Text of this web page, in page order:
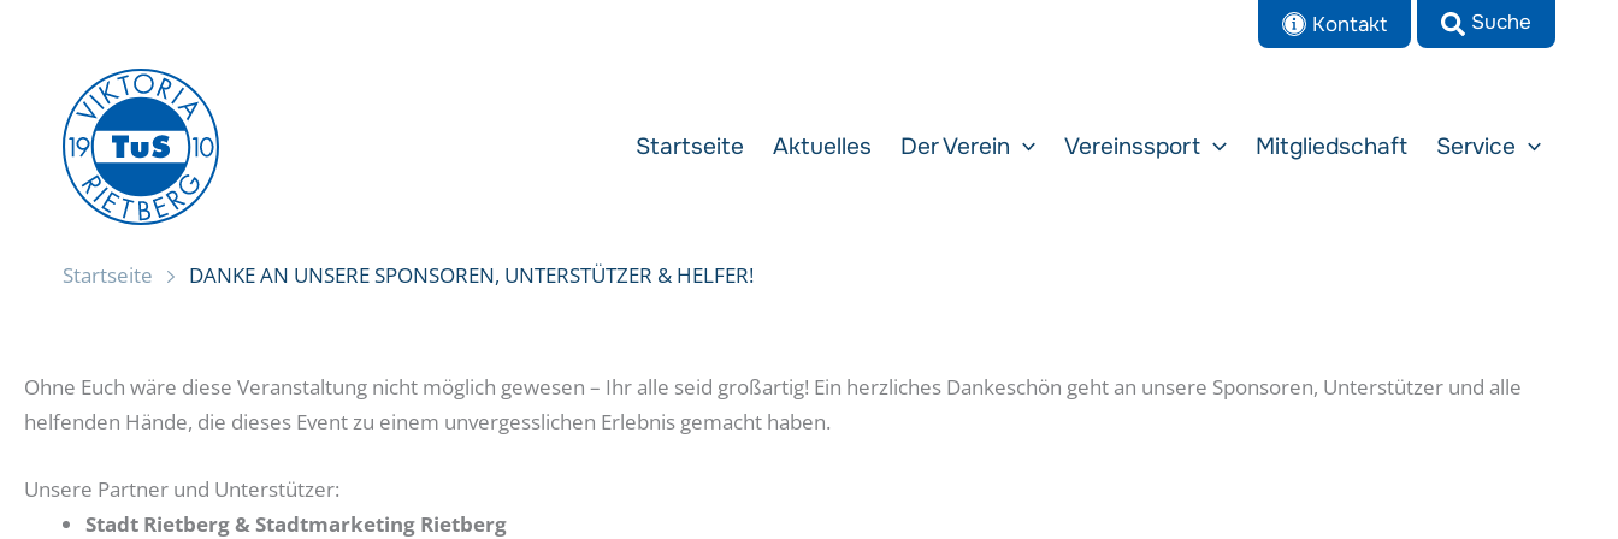
Kontakt
Startseite Aktuelles Der Verein Vereinssport Mitgliedschaft Service
Startseite DANKE AN UNSERE SPONSOREN, UNTERSTÜTZER & HELFER!
Ohne Euch wäre diese Veranstaltung nicht möglich gewesen – Ihr alle seid großartig! Ein herzliches Dankeschön geht an unsere Sponsoren, Unterstützer und alle
helfenden Hände, die dieses Event zu einem unvergesslichen Erlebnis gemacht haben.
Unsere Partner und Unterstützer:
Stadt Rietberg & Stadtmarketing Rietberg